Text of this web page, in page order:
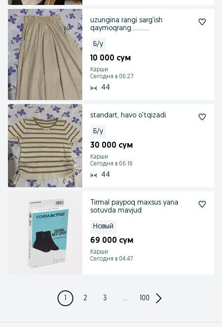
uzungina rangi sarg’ish
qaymoqrang…………
Б/у
10 000 сум
Карши
Сегодня в 06:27
44
standart, havo o’tqizadi
Б/у
30 000 сум
Карши
Сегодня в 06:16
44
Tirmal paypoq maxsus yana
sotuvda mavjud
Новый
69 000 сум
Карши
Сегодня в 04:47
1 2 3 ... 100